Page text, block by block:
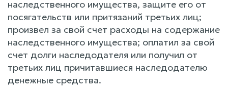
наследственного имущества, защите его от
посягательств или притязаний третьих лиц;
произвел за свой счет расходы на содержание
наследственного имущества; оплатил за свой
счет долги наследодателя или получил от
третьих лиц причитавшиеся наследодателю
денежные средства.